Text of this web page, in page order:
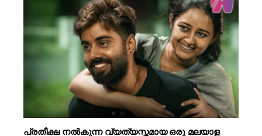
പ്രതീക്ഷ നൽകുന്ന വ്യത്യസ്തമായ ഒരു മലയാള